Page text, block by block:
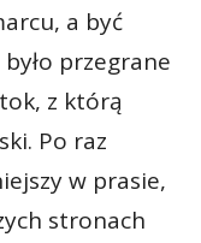
a być
przegrane
z którą
Po raz
w prasie,
stronach